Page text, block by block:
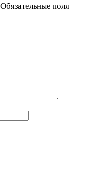
Обязательные поля